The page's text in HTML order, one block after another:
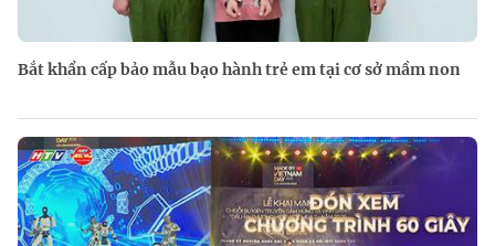
Bắt khẩn cấp bảo mẫu bạo hành trẻ em tại cơ sở mầm non